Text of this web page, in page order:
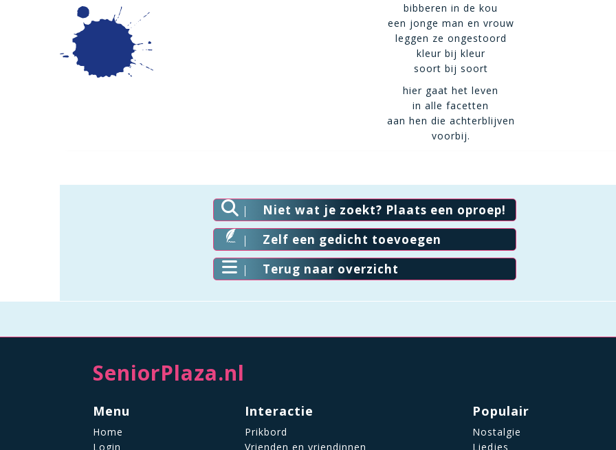
bibberen in de kou
een jonge man en vrouw
leggen ze ongestoord
kleur bij kleur
soort bij soort
hier gaat het leven
in alle facetten
aan hen die achterblijven
voorbij.
Niet wat je zoekt? Plaats een oproep!
Zelf een gedicht toevoegen
Terug naar overzicht
SeniorPlaza.nl
Menu
Home
Login
Interactie
Prikbord
Vrienden en vriendinnen
Populair
Nostalgie
Liedjes